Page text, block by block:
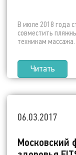
В июле 2018 года
совместить
техникам массажа.
Читать
06.03.2017
Московский